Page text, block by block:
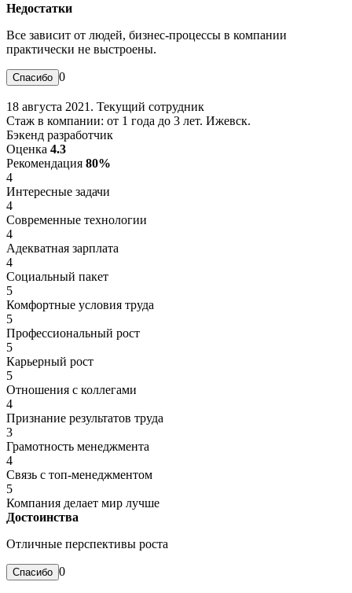
Недостатки
Все зависит от людей, бизнес-процессы в компании
практически не выстроены.
0
18 августа 2021. Текущий сотрудник
Стаж в компании: от 1 года до 3 лет. Ижевск.
Бэкенд разработчик
Оценка 4.3
Рекомендация 80%
4
Интересные задачи
4
Современные технологии
4
Адекватная зарплата
4
Социальный пакет
5
Комфортные условия труда
5
Профессиональный рост
5
Карьерный рост
5
Отношения с коллегами
4
Признание результатов труда
3
Грамотность менеджмента
4
Связь с топ-менеджментом
5
Компания делает мир лучше
Достоинства
Отличные перспективы роста
0